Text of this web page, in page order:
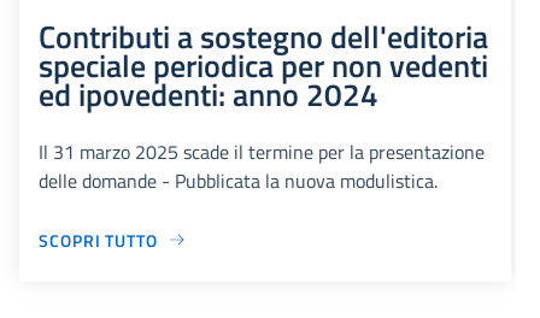
Contributi a sostegno dell'editoria
speciale periodica per non vedenti
ed ipovedenti: anno 2024
Il 31 marzo 2025 scade il termine per la presentazione
delle domande - Pubblicata la nuova modulistica.
SCOPRI TUTTO